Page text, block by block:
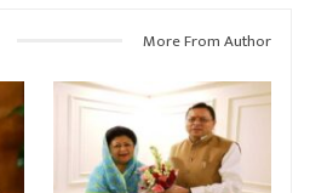
More From Author